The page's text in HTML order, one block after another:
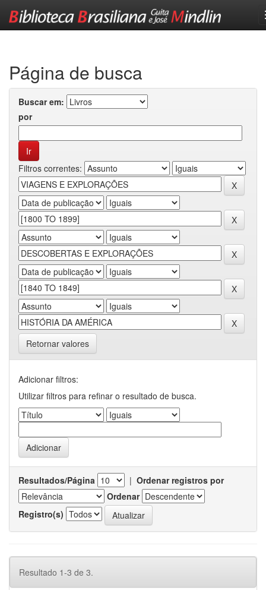
Página de busca
Buscar em:
por
Filtros correntes:
Retornar valores
Adicionar filtros:
Utilizar filtros para refinar o resultado de busca.
Resultados/Página | Ordenar registros por
Ordenar
Registro(s)
Resultado 1-3 de 3.